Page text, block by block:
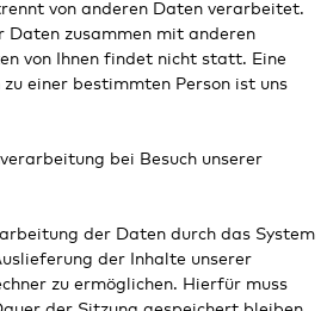
von anderen Daten verarbeitet.
Daten zusammen mit anderen
von Ihnen findet nicht statt. Eine
einer bestimmten Person ist uns
bei Besuch unserer
der Daten durch das System
der Inhalte unserer
zu ermöglichen. Hierfür muss